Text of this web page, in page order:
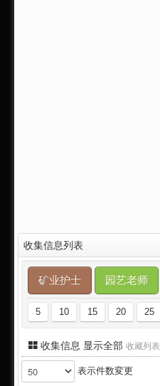
收集信息列表
矿业护士 园艺老师
5 10 15 20 25
收集信息 显示全部 收藏列表
表示件数変更